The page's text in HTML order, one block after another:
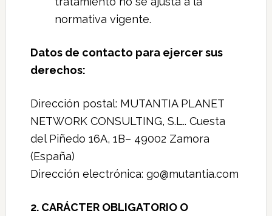
normativa vigente.
Datos de contacto para ejercer sus
derechos:
Dirección postal: MUTANTIA PLANET
NETWORK CONSULTING, S.L.. Cuesta
del Piñedo 16A, 1B– 49002 Zamora
(España)
Dirección electrónica: go@mutantia.com
2. CARÁCTER OBLIGATORIO O